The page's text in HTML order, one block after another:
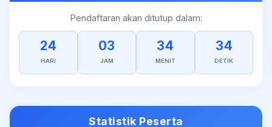
Pendaftaran akan ditutup dalam:
24
HARI
03
JAM
34
MENIT
33
DETIK
Statistik Peserta